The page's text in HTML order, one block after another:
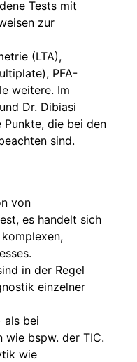
Tests mit
zur
(LTA),
PFA-
weitere. Im
Dr. Dibiasi
die bei den
sind.
von
es handelt sich
in der Regel
einzelner
als bei
wie bspw. der TIC.
wie